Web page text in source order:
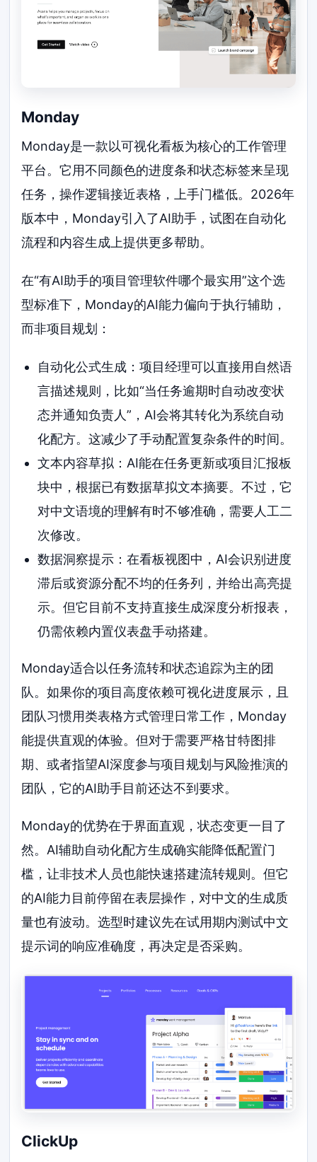
Monday
Monday是一款以可视化看板为核心的工作管理
平台。它用不同颜色的进度条和状态标签来呈现
任务，操作逻辑接近表格，上手门槛低。2026年
版本中，Monday引入了AI助手，试图在自动化
流程和内容生成上提供更多帮助。
在“有AI助手的项目管理软件哪个最实用”这个选
型标准下，Monday的AI能力偏向于执行辅助，
而非项目规划：
自动化公式生成：项目经理可以直接用自然语
言描述规则，比如“当任务逾期时自动改变状
态并通知负责人”，AI会将其转化为系统自动
化配方。这减少了手动配置复杂条件的时间。
文本内容草拟：AI能在任务更新或项目汇报板
块中，根据已有数据草拟文本摘要。不过，它
对中文语境的理解有时不够准确，需要人工二
次修改。
数据洞察提示：在看板视图中，AI会识别进度
滞后或资源分配不均的任务列，并给出高亮提
示。但它目前不支持直接生成深度分析报表，
仍需依赖内置仪表盘手动搭建。
Monday适合以任务流转和状态追踪为主的团
队。如果你的项目高度依赖可视化进度展示，且
团队习惯用类表格方式管理日常工作，Monday
能提供直观的体验。但对于需要严格甘特图排
期、或者指望AI深度参与项目规划与风险推演的
团队，它的AI助手目前还达不到要求。
Monday的优势在于界面直观，状态变更一目了
然。AI辅助自动化配方生成确实能降低配置门
槛，让非技术人员也能快速搭建流转规则。但它
的AI能力目前停留在表层操作，对中文的生成质
量也有波动。选型时建议先在试用期内测试中文
提示词的响应准确度，再决定是否采购。
ClickUp